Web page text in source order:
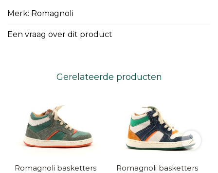
Merk: Romagnoli
Een vraag over dit product
Gerelateerde producten
Romagnoli basketters
Romagnoli basketters